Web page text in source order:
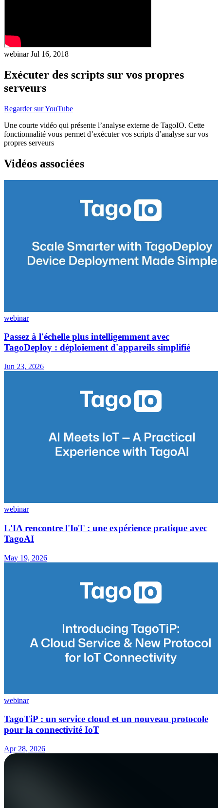
webinarJul 16, 2018
Exécuter des scripts sur vos propres
serveurs
Regarder sur YouTube
Une courte vidéo qui présente l’analyse externe de TagoIO. Cette
fonctionnalité vous permet d’exécuter vos scripts d’analyse sur vos
propres serveurs
Vidéos associées
webinar
Passez à l'échelle plus intelligemment avec
TagoDeploy : déploiement d'appareils simplifié
Jun 23, 2026
webinar
L'IA rencontre l'IoT : une expérience pratique avec
TagoAI
May 19, 2026
webinar
TagoTiP : un service cloud et un nouveau protocole
pour la connectivité IoT
Apr 28, 2026